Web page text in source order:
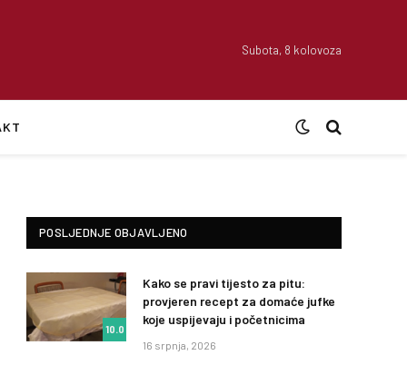
Subota, 8 kolovoza
POSLJEDNJE OBJAVLJENO
10.0
Kako se pravi tijesto za pitu:
provjeren recept za domaće jufke
koje uspijevaju i početnicima
16 srpnja, 2026